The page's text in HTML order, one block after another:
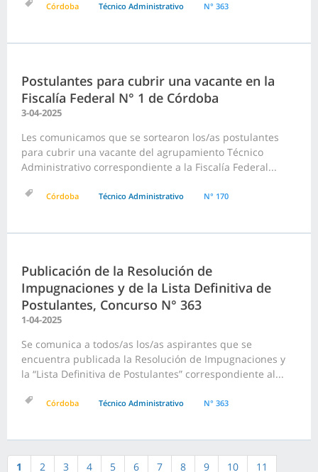
Córdoba Técnico Administrativo N° 363
Postulantes para cubrir una vacante en la
Fiscalía Federal N° 1 de Córdoba
3-04-2025
Les comunicamos que se sortearon los/as postulantes
para cubrir una vacante del agrupamiento Técnico
Administrativo correspondiente a la Fiscalía Federal...
Córdoba Técnico Administrativo N° 170
Publicación de la Resolución de
Impugnaciones y de la Lista Definitiva de
Postulantes, Concurso N° 363
1-04-2025
Se comunica a todos/as los/as aspirantes que se
encuentra publicada la Resolución de Impugnaciones y
la “Lista Definitiva de Postulantes” correspondiente al...
Córdoba Técnico Administrativo N° 363
1 2 3 4 5 6 7 8 9 10 11